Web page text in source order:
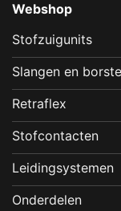
Webshop
Stofzuigunits
Slangen en
Retraflex
Stofcontacten
Leidingsystemen
Onderdelen